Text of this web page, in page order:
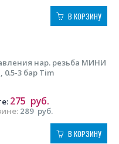
В КОРЗИНУ
нар. резьба МИНИ
0.5-3 бар Tim
289 руб.
275 руб.
В КОРЗИНУ